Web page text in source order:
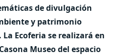
de divulgación
y patrimonio
Ecoferia se realizará en
Museo del espacio